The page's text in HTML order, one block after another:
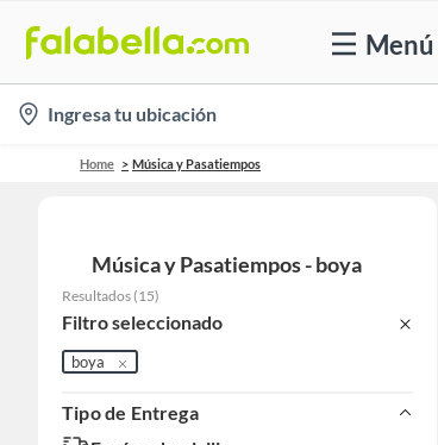
Menú
location-
icon
Ingresa tu ubicación
Home Música y Pasatiempos
Música y Pasatiempos - boya
Resultados (15)
Filtro seleccionado
boya
Tipo de Entrega